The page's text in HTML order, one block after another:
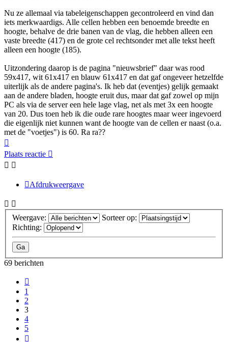
Nu ze allemaal via tabeleigenschappen gecontroleerd en vind dan
iets merkwaardigs. Alle cellen hebben een benoemde breedte en
hoogte, behalve de drie banen van de vlag, die hebben alleen een
vaste breedte (417) en de grote cel rechtsonder met alle tekst heeft
alleen een hoogte (185).
Uitzondering daarop is de pagina "nieuwsbrief" daar was rood
59x417, wit 61x417 en blauw 61x417 en dat gaf ongeveer hetzelfde
uiterlijk als de andere pagina's. Ik heb dat (eventjes) gelijk gemaakt
aan de andere bladen, hoogte eruit dus, maar dat gaf zowel op mijn
PC als via de server een hele lage vlag, net als met 3x een hoogte
van 20. Dus toen heb ik die oude rare hoogtes maar weer ingevoerd
die eigenlijk niet kunnen want de hoogte van de cellen er naast (o.a.
met de "voetjes") is 60. Ra ra??
Plaats reactie
Afdrukweergave
Weergave:
Sorteer op:
Richting:
69 berichten
1
2
3
4
5